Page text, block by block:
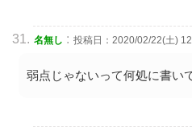
名無し : 投稿日：2020/02/22(土)
弱点じゃないって何処に書い